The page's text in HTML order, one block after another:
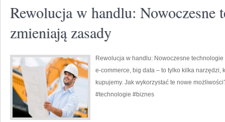
Rewolucja w handlu: Nowoczesne
zmieniają zasady
Rewolucja w handlu: Nowoczesne
e-commerce, big data – to tylko kilka
kupujemy. Jak wykorzystać te nowe
#technologie #biznes